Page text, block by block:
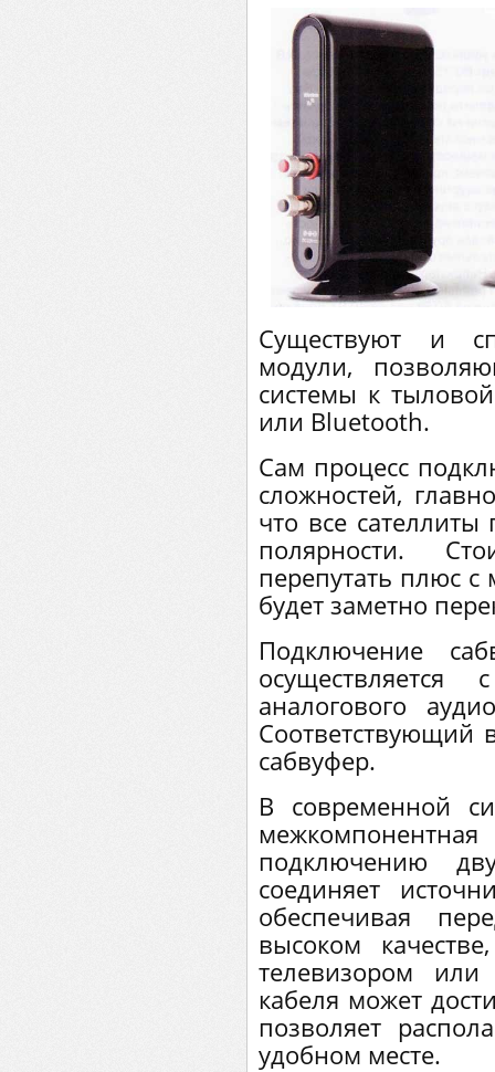
Существуют и
модули,
системы к
или Bluetooth.
Сам процесс
сложностей,
что все
полярности.
перепутать плюс с
будет заметно
Подключение
аналогового
Соответствующий
сабвуфер.
В современной
подключению
соединяет
обеспечивая
высоком
телевизором
кабеля может
позволяет
удобном месте.